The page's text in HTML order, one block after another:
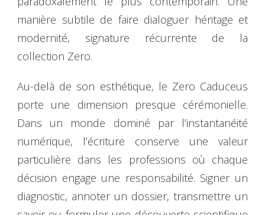
manière subtile de faire dialoguer héritage et
modernité, signature récurrente de la
collection Zero.
Au-delà de son esthétique, le Zero Caduceus
porte une dimension presque cérémonielle.
Dans un monde dominé par l’instantanéité
numérique, l’écriture conserve une valeur
particulière dans les professions où chaque
décision engage une responsabilité. Signer un
diagnostic, annoter un dossier, transmettre un